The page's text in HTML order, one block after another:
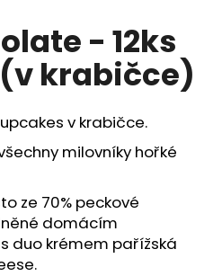
- 12ks
krabičce)
v krabičce.
milovníky hořké
ze 70% peckové
domácím
duo krémem pařížská